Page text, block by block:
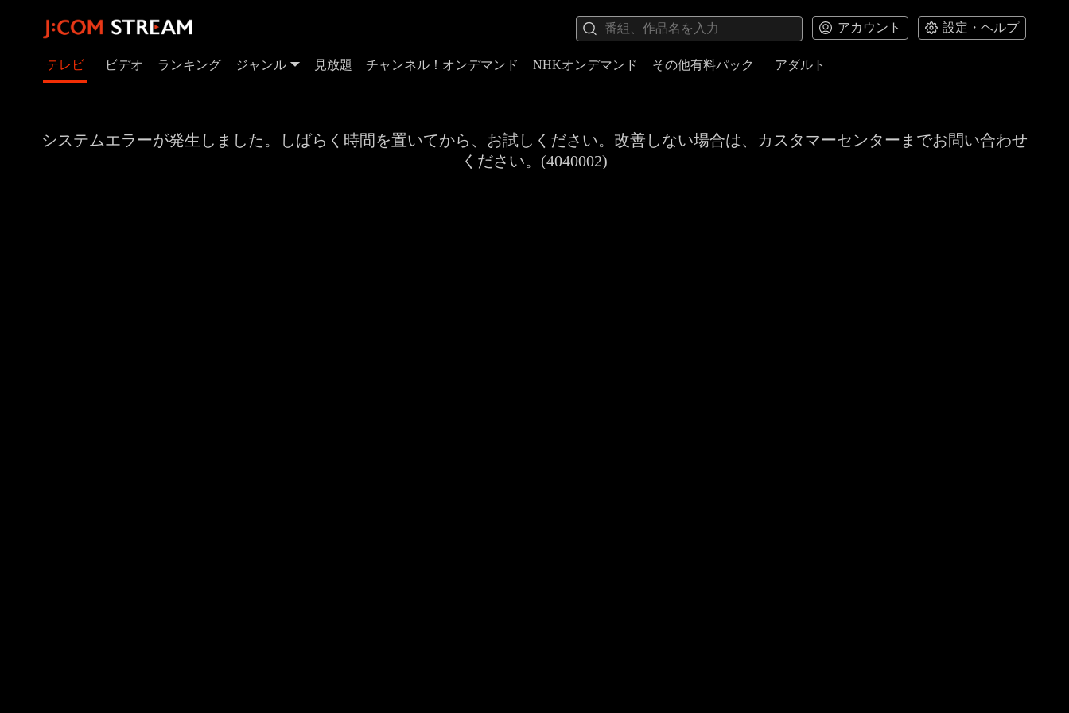
アカウント 設定・ヘルプ
テレビ ビデオ ランキング ジャンル 見放題 チャンネル！オンデマンド NHKオンデマンド その他有料パック アダルト
システムエラーが発生しました。しばらく時間を置いてから、お試しください。改善しない場合は、カスタマーセンターまでお問い合わせ
ください。(4040002)